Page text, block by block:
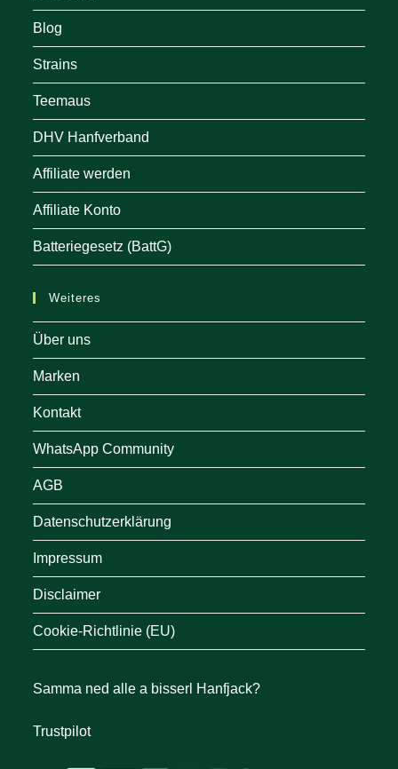
Blog
Strains
Teemaus
DHV Hanfverband
Affiliate werden
Affiliate Konto
Batteriegesetz (BattG)
Weiteres
Über uns
Marken
Kontakt
WhatsApp Community
AGB
Datenschutzerklärung
Impressum
Disclaimer
Cookie-Richtlinie (EU)
Samma ned alle a bisserl Hanfjack?
Trustpilot